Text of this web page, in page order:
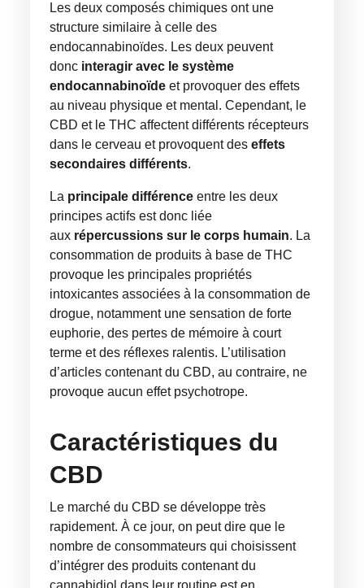
Les deux composés chimiques ont une
structure similaire à celle des
endocannabinoïdes. Les deux peuvent
donc interagir avec le système
endocannabinoïde et provoquer des effets
au niveau physique et mental. Cependant, le
CBD et le THC affectent différents récepteurs
dans le cerveau et provoquent deseffets
secondaires différents.
La principale différence entre les deux
principes actifs est donc liée
aux répercussions sur le corps humain. La
consommation de produits à base de THC
provoque les principales propriétés
intoxicantes associées à la consommation de
drogue, notamment une sensation de forte
euphorie, des pertes de mémoire à court
terme et des réflexes ralentis. L’utilisation
d’articles contenant du CBD, au contraire, ne
provoque aucun effet psychotrope.
Caractéristiques du
CBD
Le marché du CBD se développe très
rapidement. À ce jour, on peut dire que le
nombre de consommateurs qui choisissent
d’intégrer des produits contenant du
cannabidiol dans leur routine est en